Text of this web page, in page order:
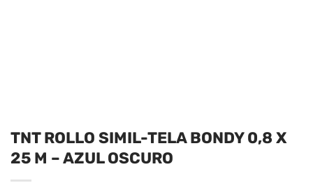
TNT ROLLO SIMIL-TELA BONDY 0,8 X
25 M – AZUL OSCURO